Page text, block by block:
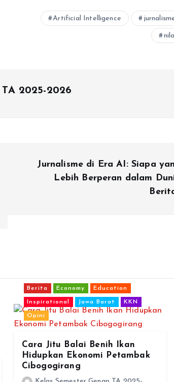
Artificial Intelligence
TA 2025-2026
Jurnalisme di Era AI: Siapa
Lebih Berperan dalam
Berita Economy Education
Inspirational Jawa Barat KKN
Opini
Cara Jitu Balai Benih Ikan
Hidupkan Ekonomi Petambak
Cibogogirang